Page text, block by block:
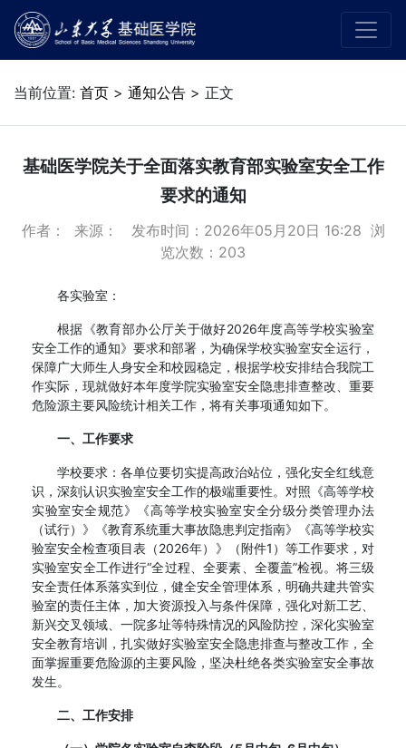
当前位置: 首页 > 通知公告 > 正文
基础医学院关于全面落实教育部实验室安全工作
要求的通知
作者： 来源： 发布时间：2026年05月20日 16:28 浏
览次数： 203
各实验室：
根据《教育部办公厅关于做好2026年度高等学校实验室
安全工作的通知》要求和部署，为确保学校实验室安全运行，
保障广大师生人身安全和校园稳定，根据学校安排结合我院工
作实际，现就做好本年度学院实验室安全隐患排查整改、重要
危险源主要风险统计相关工作，将有关事项通知如下。
一、工作要求
学校要求：各单位要切实提高政治站位，强化安全红线意
识，深刻认识实验室安全工作的极端重要性。对照《高等学校
实验室安全规范》《高等学校实验室安全分级分类管理办法
（试行）》《教育系统重大事故隐患判定指南》《高等学校实
验室安全检查项目表（2026年）》（附件1）等工作要求，对
实验室安全工作进行“全过程、全要素、全覆盖”检视。将三级
安全责任体系落实到位，健全安全管理体系，明确共建共管实
验室的责任主体，加大资源投入与条件保障，强化对新工艺、
新兴交叉领域、一院多址等特殊情况的风险防控，深化实验室
安全教育培训，扎实做好实验室安全隐患排查与整改工作，全
面掌握重要危险源的主要风险，坚决杜绝各类实验室安全事故
发生。
二、工作安排